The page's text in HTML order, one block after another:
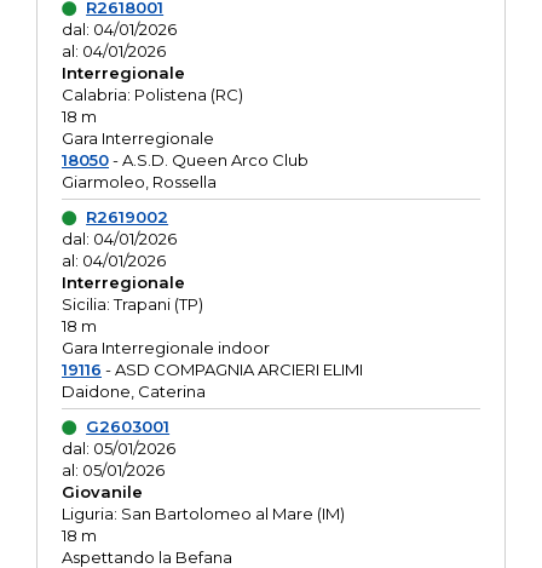
R2618001
dal: 04/01/2026
al: 04/01/2026
Interregionale
Calabria: Polistena (RC)
18 m
Gara Interregionale
18050- A.S.D. Queen Arco Club
Giarmoleo, Rossella
R2619002
dal: 04/01/2026
al: 04/01/2026
Interregionale
Sicilia: Trapani (TP)
18 m
Gara Interregionale indoor
19116 - ASD COMPAGNIA ARCIERI ELIMI
Daidone, Caterina
G2603001
dal: 05/01/2026
al: 05/01/2026
Giovanile
Liguria: San Bartolomeo al Mare (IM)
18 m
Aspettando la Befana